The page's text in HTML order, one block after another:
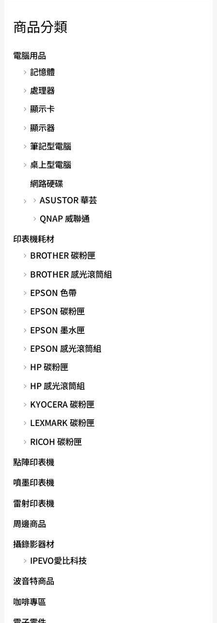
商品分類
電腦用品
記憶體
處理器
顯示卡
顯示器
筆記型電腦
桌上型電腦
網路硬碟
ASUSTOR 華芸
QNAP 威聯通
印表機耗材
BROTHER 碳粉匣
BROTHER 感光滾筒組
EPSON 色帶
EPSON 碳粉匣
EPSON 墨水匣
EPSON 感光滾筒組
HP 碳粉匣
HP 感光滾筒組
KYOCERA 碳粉匣
LEXMARK 碳粉匣
RICOH 碳粉匣
點陣印表機
噴墨印表機
雷射印表機
周邊商品
攝錄影器材
IPEVO愛比科技
波音特商品
咖啡專區